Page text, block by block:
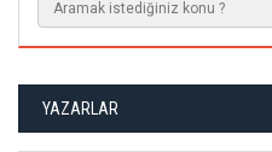
YAZARLAR